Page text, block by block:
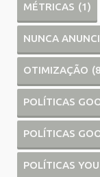
MÉTRICAS (1)
NUNCA
OTIMIZAÇÃO
POLÍTICAS
POLÍTICAS
POLÍTICAS